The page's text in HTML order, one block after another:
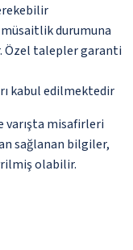
durumuna
Özel talepler garanti
kabul edilmektedir
varışta misafirleri
sağlanan bilgiler,
olabilir.